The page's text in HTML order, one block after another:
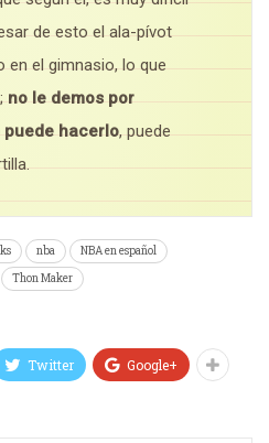
de esto el ala-pívot
en el gimnasio, lo que
no le demos por
hacerlo, puede
nba
NBA en español
Thon Maker
Twitter Google+